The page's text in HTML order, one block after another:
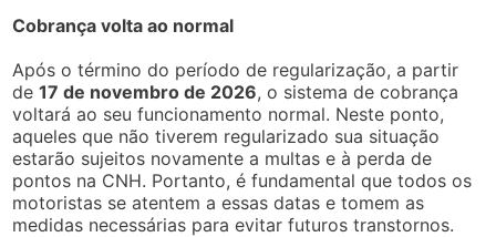
Cobrança volta ao normal
Após o término do período de regularização, a partir
de17 de novembro de 2026, o sistema de cobrança
voltará ao seu funcionamento normal. Neste ponto,
aqueles que não tiverem regularizado sua situação
estarão sujeitos novamente a multas e à perda de
pontos na CNH. Portanto, é fundamental que todos os
motoristas se atentem a essas datas e tomem as
medidas necessárias para evitar futuros transtornos.